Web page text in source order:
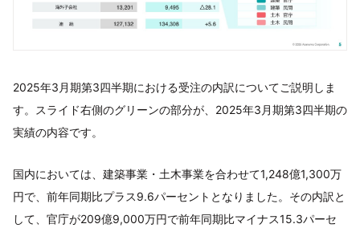
2025年3月期第3四半期における受注の内訳についてご説明しま
す。スライド右側のグリーンの部分が、2025年3月期第3四半期の
実績の内容です。
国内においては、建築事業・土木事業を合わせて1,248億1,300万
円で、前年同期比プラス9.6パーセントとなりました。その内訳と
して、官庁が209億9,000万円で前年同期比マイナス15.3パーセ